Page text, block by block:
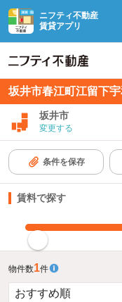
ニフティ不動産
賃貸アプリ
坂井市春江町江留下
坂井市
変更する
条件を保存
賃料で探す
物件数1件